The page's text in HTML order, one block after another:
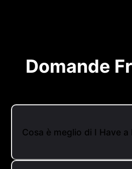
Domande
Cosa è meglio di I Have a